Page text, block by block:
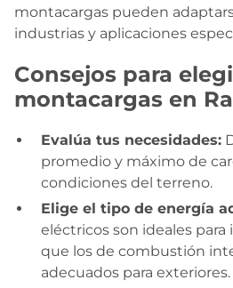
montacargas pueden
industrias y aplicaciones
Consejos para
montacargas en
Evalúa tus necesidades:
promedio y máximo de
condiciones del terreno.
Elige el tipo de energía
eléctricos son ideales
que los de combustión
adecuados para exteriores.